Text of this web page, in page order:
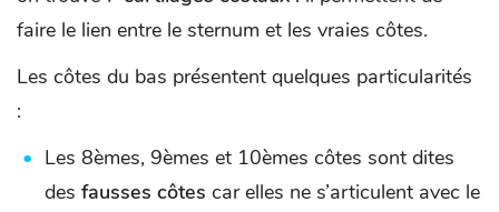
faire le lien entre le sternum et les vraies côtes.
Les côtes du bas présentent quelques particularités
:
Les 8èmes, 9èmes et 10èmes côtes sont dites
des fausses côtes car elles ne s’articulent avec le